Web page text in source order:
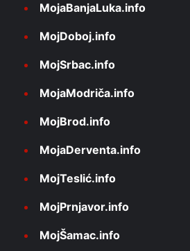
MojaBanjaLuka.info
MojDoboj.info
MojSrbac.info
MojaModriča.info
MojBrod.info
MojaDerventa.info
MojTeslić.info
MojPrnjavor.info
MojŠamac.info